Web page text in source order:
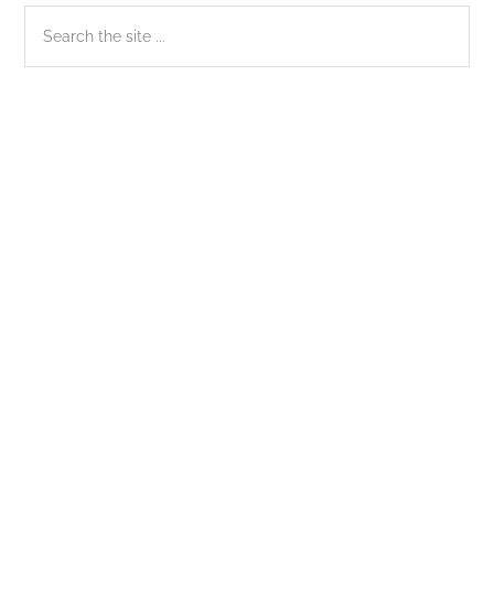
Sidebar
chính
the